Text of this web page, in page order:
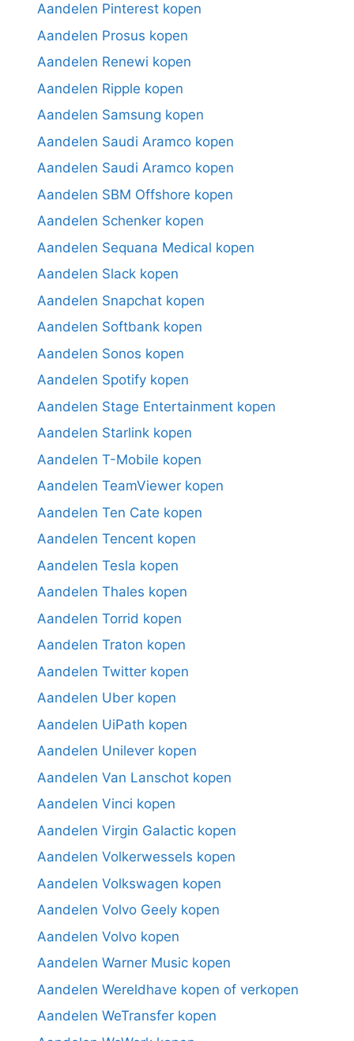
Aandelen Pinterest kopen
Aandelen Prosus kopen
Aandelen Renewi kopen
Aandelen Ripple kopen
Aandelen Samsung kopen
Aandelen Saudi Aramco kopen
Aandelen Saudi Aramco kopen
Aandelen SBM Offshore kopen
Aandelen Schenker kopen
Aandelen Sequana Medical kopen
Aandelen Slack kopen
Aandelen Snapchat kopen
Aandelen Softbank kopen
Aandelen Sonos kopen
Aandelen Spotify kopen
Aandelen Stage Entertainment kopen
Aandelen Starlink kopen
Aandelen T-Mobile kopen
Aandelen TeamViewer kopen
Aandelen Ten Cate kopen
Aandelen Tencent kopen
Aandelen Tesla kopen
Aandelen Thales kopen
Aandelen Torrid kopen
Aandelen Traton kopen
Aandelen Twitter kopen
Aandelen Uber kopen
Aandelen UiPath kopen
Aandelen Unilever kopen
Aandelen Van Lanschot kopen
Aandelen Vinci kopen
Aandelen Virgin Galactic kopen
Aandelen Volkerwessels kopen
Aandelen Volkswagen kopen
Aandelen Volvo Geely kopen
Aandelen Volvo kopen
Aandelen Warner Music kopen
Aandelen Wereldhave kopen of verkopen
Aandelen WeTransfer kopen